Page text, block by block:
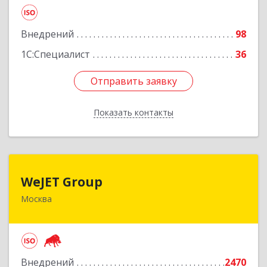
Внедрений
98
1С:Специалист
36
Отправить заявку
Показать контакты
Отправить заявку
Назад
WeJET Group
Москва
Внедрений
2470